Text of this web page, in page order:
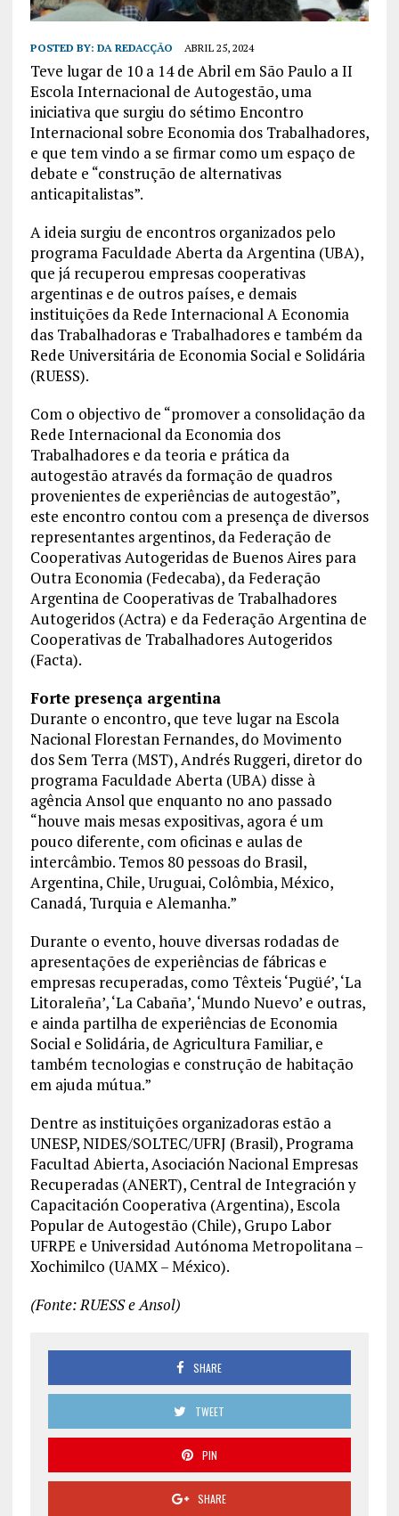
POSTED BY: DA REDACÇÃO ABRIL 25, 2024
Teve lugar de 10 a 14 de Abril em São Paulo a II
Escola Internacional de Autogestão, uma
iniciativa que surgiu do sétimo Encontro
Internacional sobre Economia dos Trabalhadores,
e que tem vindo a se firmar como um espaço de
debate e “construção de alternativas
anticapitalistas”.
A ideia surgiu de encontros organizados pelo
programa Faculdade Aberta da Argentina (UBA),
que já recuperou empresas cooperativas
argentinas e de outros países, e demais
instituições da Rede Internacional A Economia
das Trabalhadoras e Trabalhadores e também da
Rede Universitária de Economia Social e Solidária
(RUESS).
Com o objectivo de “promover a consolidação da
Rede Internacional da Economia dos
Trabalhadores e da teoria e prática da
autogestão através da formação de quadros
provenientes de experiências de autogestão”,
este encontro contou com a presença de diversos
representantes argentinos, da Federação de
Cooperativas Autogeridas de Buenos Aires para
Outra Economia (Fedecaba), da Federação
Argentina de Cooperativas de Trabalhadores
Autogeridos (Actra) e da Federação Argentina de
Cooperativas de Trabalhadores Autogeridos
(Facta).
Forte presença argentina
Durante o encontro, que teve lugar na Escola
Nacional Florestan Fernandes, do Movimento
dos Sem Terra (MST), Andrés Ruggeri, diretor do
programa Faculdade Aberta (UBA) disse à
agência Ansol que enquanto no ano passado
“houve mais mesas expositivas, agora é um
pouco diferente, com oficinas e aulas de
intercâmbio. Temos 80 pessoas do Brasil,
Argentina, Chile, Uruguai, Colômbia, México,
Canadá, Turquia e Alemanha.”
Durante o evento, houve diversas rodadas de
apresentações de experiências de fábricas e
empresas recuperadas, como Têxteis ‘Pugüé’, ‘La
Litoraleña’, ‘La Cabaña’, ‘Mundo Nuevo’ e outras,
e ainda partilha de experiências de Economia
Social e Solidária, de Agricultura Familiar, e
também tecnologias e construção de habitação
em ajuda mútua.”
Dentre as instituições organizadoras estão a
UNESP, NIDES/SOLTEC/UFRJ (Brasil), Programa
Facultad Abierta, Asociación Nacional Empresas
Recuperadas (ANERT), Central de Integración y
Capacitación Cooperativa (Argentina), Escola
Popular de Autogestão (Chile), Grupo Labor
UFRPE e Universidad Autónoma Metropolitana –
Xochimilco (UAMX – México).
(Fonte: RUESS e Ansol)
SHARE
TWEET
PIN
SHARE